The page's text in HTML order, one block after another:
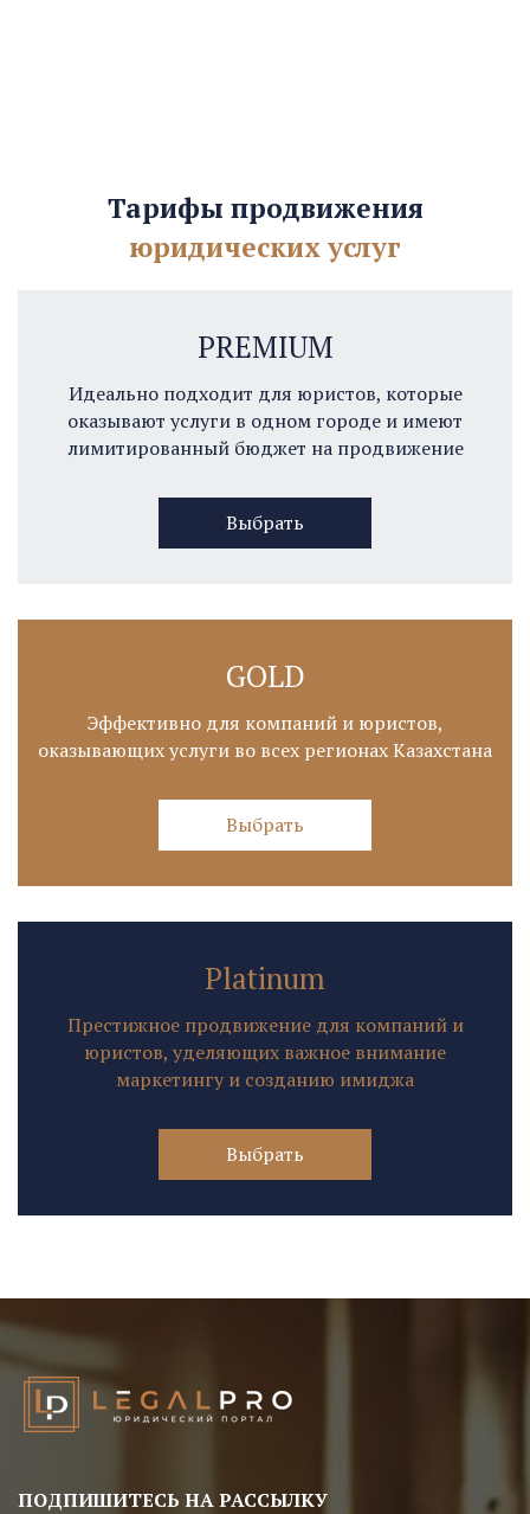
Тарифы продвижения
юридических услуг
PREMIUM
Идеально подходит для юристов, которые
оказывают услуги в одном городе и имеют
лимитированный бюджет на продвижение
Выбрать
GOLD
Эффективно для компаний и юристов,
оказывающих услуги во всех регионах Казахстана
Выбрать
Platinum
Престижное продвижение для компаний и
юристов, уделяющих важное внимание
маркетингу и созданию имиджа
Выбрать
ПОДПИШИТЕСЬ НА РАССЫЛКУ